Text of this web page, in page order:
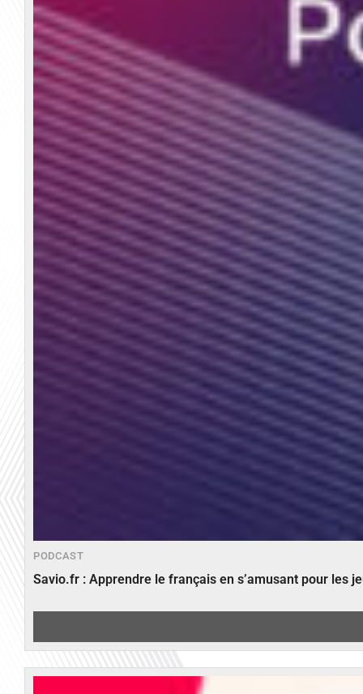
PODCAST
Savio.fr : Apprendre le français en s’amusant pour les